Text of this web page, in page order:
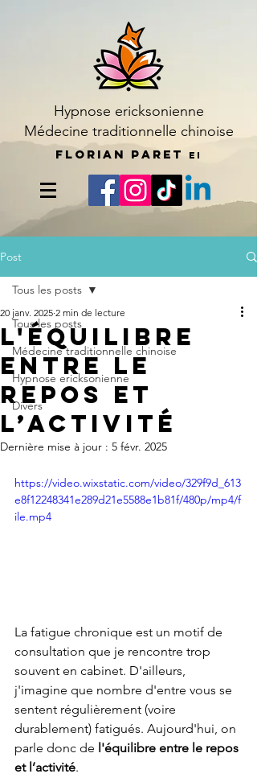
Hypnose ericksonienne
Médecine traditionnelle chinoise
Florian Paret EI
Post
Tous les posts
Médecine traditionnelle chinoise
Hypnose ericksonienne
Divers
Tous les posts
L'équilibre
entre le
repos et
l’activité
20 janv. 2025 2 min de lecture
Dernière mise à jour : 5 févr. 2025
https://video.wixstatic.com/video/329f9d_613
e8f12248341e289d21e5588e1b81f/480p/mp4/f
ile.mp4
La fatigue chronique est un motif de
consultation que je rencontre trop
souvent en cabinet. D'ailleurs,
j'imagine que nombre d'entre vous se
sentent régulièrement (voire
durablement) fatigués. Aujourd'hui, on
parle donc de l'équilibre entre le repos
et l’activité.